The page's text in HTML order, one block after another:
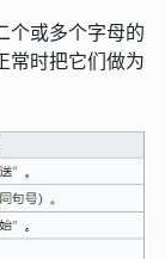
个或多个字母的
常时把它们做为